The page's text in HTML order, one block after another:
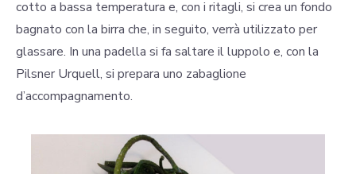
cotto a bassa temperatura e, con i ritagli, si crea un fondo
bagnato con la birra che, in seguito, verrà utilizzato per
glassare. In una padella si fa saltare il luppolo e, con la
Pilsner Urquell, si prepara uno zabaglione
d’accompagnamento.